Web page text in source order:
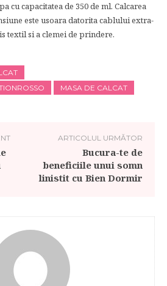
cu capacitatea de 350 de ml. Calcarea
este usoara datorita cablului extra-
textil si a clemei de prindere.
MASA DE CALCAT
ARTICOLUL URMĂTOR
Bucura-te de
beneficiile unui somn
linistit cu Bien Dormir